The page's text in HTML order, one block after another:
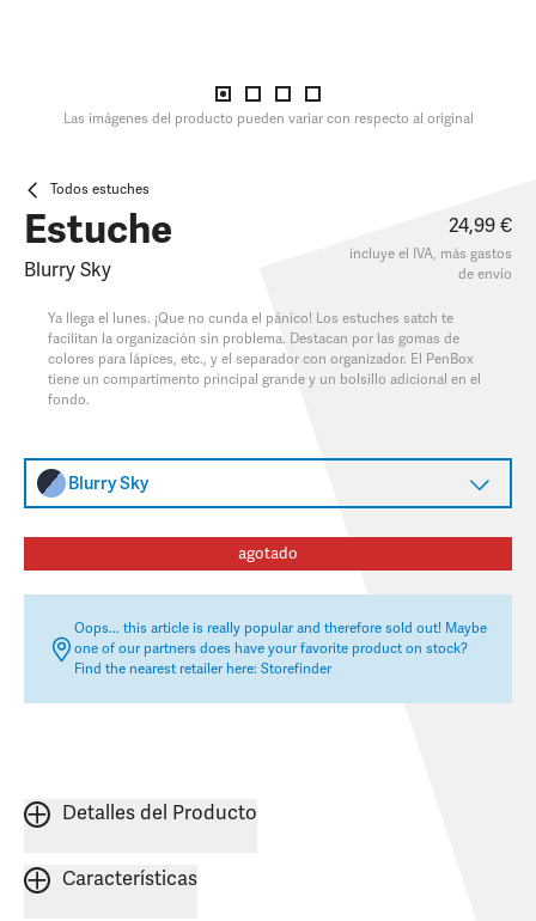
Las imágenes del producto pueden variar con respecto al original
Todos estuches
Estuche
Blurry Sky
24,99 €
incluye el IVA, más gastos
de envío
Ya llega el lunes. ¡Que no cunda el pánico! Los estuches satch te
facilitan la organización sin problema. Destacan por las gomas de
colores para lápices, etc., y el separador con organizador. El PenBox
tiene un compartimento principal grande y un bolsillo adicional en el
fondo.
Blurry Sky
agotado
Oops... this article is really popular and therefore sold out! Maybe
one of our partners does have your favorite product on stock?
Find the nearest retailer here: Storefinder
Detalles del Producto
Características